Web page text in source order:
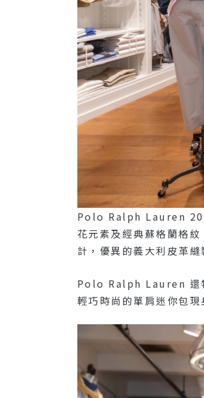
Polo Ralph Lauren
花元素及經典蘇格蘭格
計，優異的義大利皮革
Polo Ralph Lauren 還
輕巧時尚的單肩迷你包